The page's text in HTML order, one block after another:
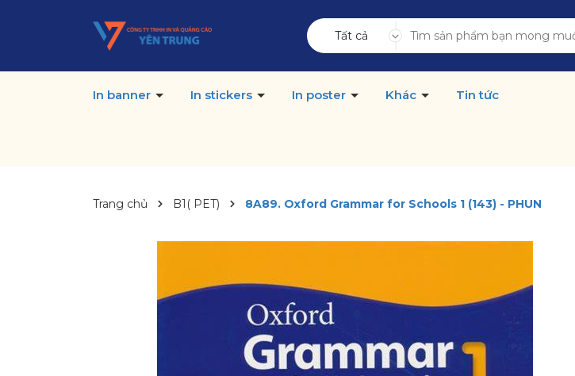
Tất cả
In banner In stickers In poster Khác Tin tức
Trang chủ B1( PET) 8A89. Oxford Grammar for Schools 1 (143) - PHUN